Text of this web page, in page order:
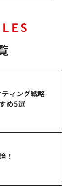
ィング戦略
め5選
！